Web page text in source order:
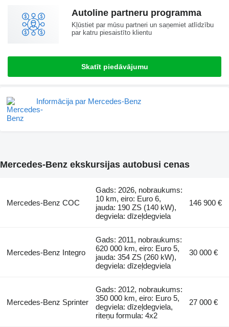
Autoline partneru programma
Kļūstiet par mūsu partneri un saņemiet atlīdzību
par katru piesaistīto klientu
Skatīt piedāvājumu
Informācija par Mercedes-Benz
Mercedes-Benz ekskursijas autobusi cenas
Mercedes-Benz COC
Gads: 2026, nobraukums:
10 km, eiro: Euro 6,
jauda: 190 ZS (140 kW),
degviela: dīzeļdegviela
146 900 €
Mercedes-Benz Integro
Gads: 2011, nobraukums:
620 000 km, eiro: Euro 5,
jauda: 354 ZS (260 kW),
degviela: dīzeļdegviela
30 000 €
Mercedes-Benz Sprinter
Gads: 2012, nobraukums:
350 000 km, eiro: Euro 5,
degviela: dīzeļdegviela,
riteņu formula: 4x2
27 000 €